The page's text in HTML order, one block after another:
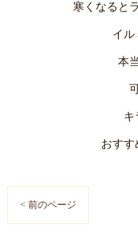
寒くなると
イル
本
キ
おす
< 前のページ